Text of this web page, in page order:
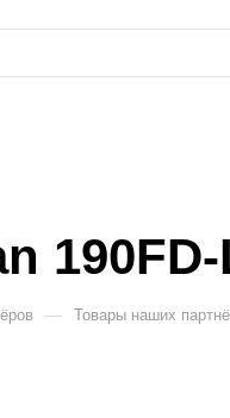
— Товары наших